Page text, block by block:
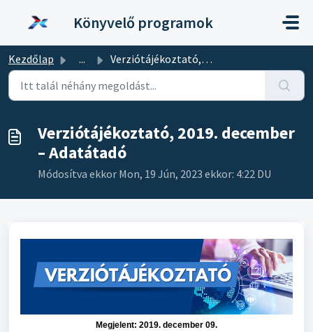
Könyvelő programok
Kezdőlap ... Verziótájékoztató, 2019. december – Adatátadó
Verziótájékoztató, 2019. december
– Adatátadó
Módosítva ekkor Mon, 19 Jún, 2023 ekkor: 4:22 DU
Megjelent: 2019. december 09.